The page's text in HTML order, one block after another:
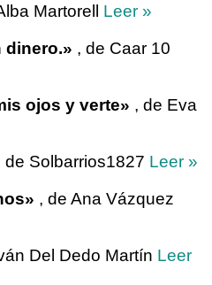
Martorell Leer »
dinero.» , de Caar 10
ojos y verte» , de Eva
de Solbarrios1827 Leer »
, de Ana Vázquez
Del Dedo Martín Leer